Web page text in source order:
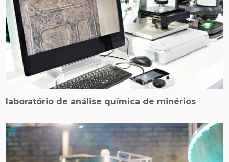
laboratório de análise química de minérios